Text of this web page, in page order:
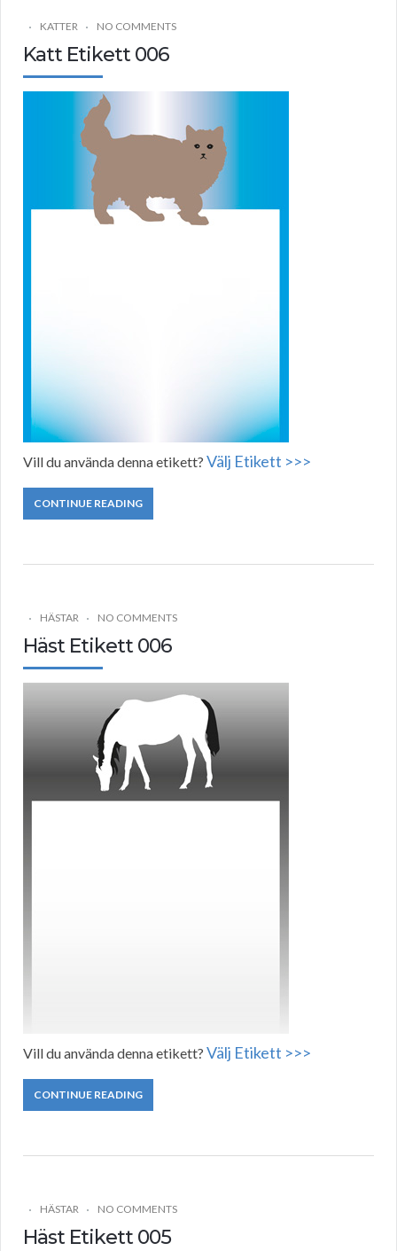
KATTER NO COMMENTS
Katt Etikett 006
Vill du använda denna etikett? Välj Etikett >>>
CONTINUE READING
HÄSTAR NO COMMENTS
Häst Etikett 006
Vill du använda denna etikett? Välj Etikett >>>
CONTINUE READING
HÄSTAR NO COMMENTS
Häst Etikett 005